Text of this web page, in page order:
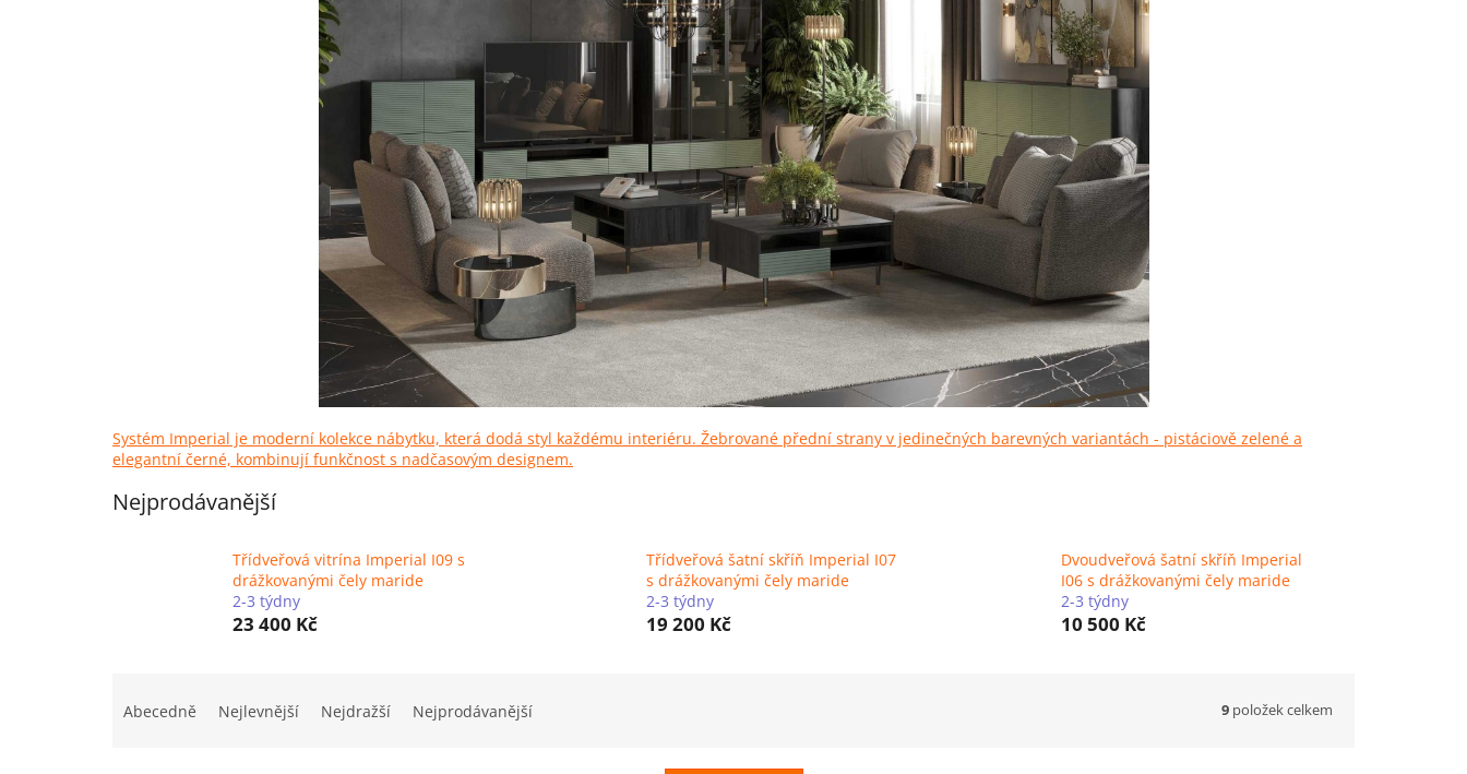
Systém Imperial je moderní kolekce nábytku, která dodá styl každému interiéru. Žebrované přední strany v jedinečných barevných variantách - pistáciově zelené a
elegantní černé, kombinují funkčnost s nadčasovým designem.
Nejprodávanější
Třídveřová vitrína Imperial I09 s
drážkovanými čely maride
2-3 týdny
23 400 Kč
Třídveřová šatní skříň Imperial I07
s drážkovanými čely maride
2-3 týdny
19 200 Kč
Dvoudveřová šatní skříň Imperial
I06 s drážkovanými čely maride
2-3 týdny
10 500 Kč
Abecedně Nejlevnější Nejdražší Nejprodávanější 9 položek celkem